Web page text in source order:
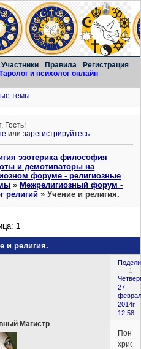
Участники Правила
Регистрация
и психолог онлайн
темы
Гость!
илизарегистрируйтесь.
эзотерика философия
и демотиваторы на
форуме - религиозные
»Межрелигиозный форум -
религий »Учение и религия.
и религия.
1
1
27
2014г.
12:58
Магистр